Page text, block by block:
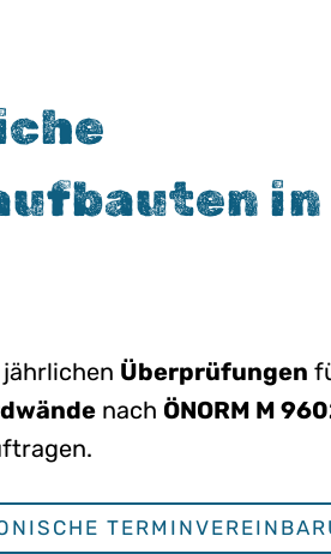
in
Überprüfungen
nach ÖNORM M